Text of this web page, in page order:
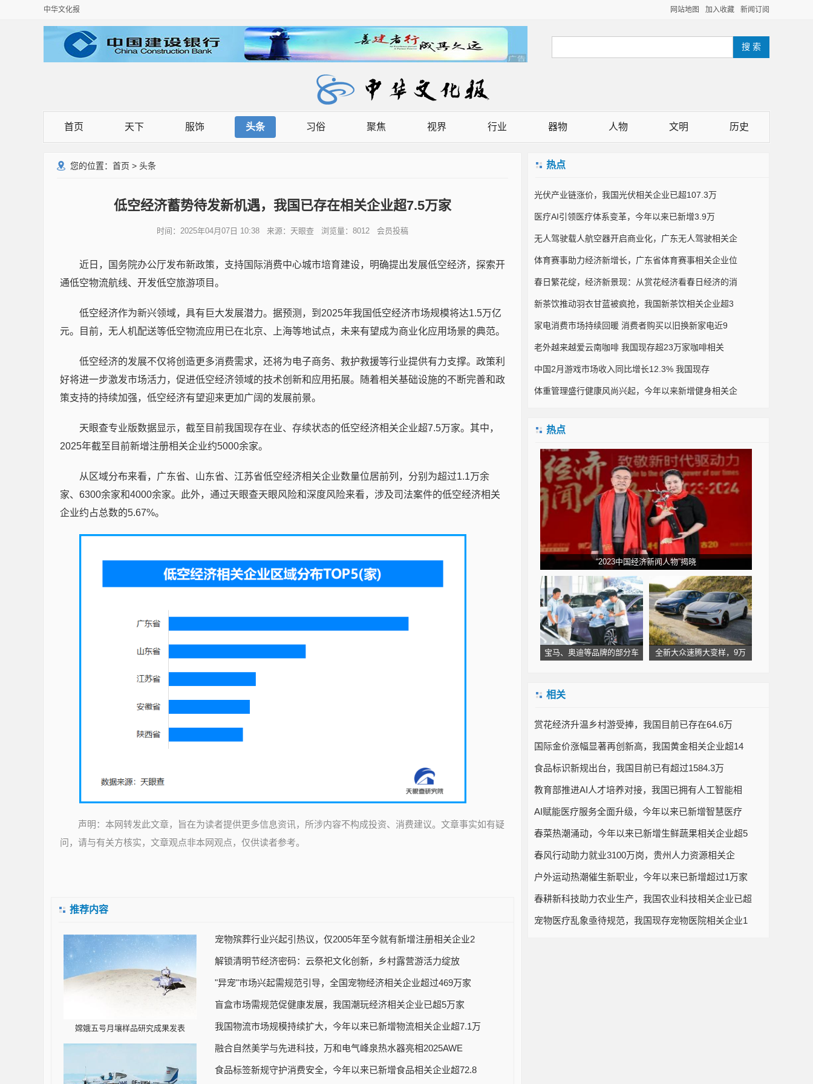
中华文化报 网站地图 加入收藏 新闻订阅
首页 天下 服饰 头条 习俗 聚焦 视界 行业 器物 人物 文明 历史
您的位置： 首页 > 头条
低空经济蓄势待发新机遇，我国已存在相关企业超7.5万家
时间：2025年04月07日 10:38 来源：天眼查 浏览量：8012 会员投稿
近日，国务院办公厅发布新政策，支持国际消费中心城市培育建设，明确提出发展低空经济，探索开
通低空物流航线、开发低空旅游项目。
低空经济作为新兴领域，具有巨大发展潜力。据预测，到2025年我国低空经济市场规模将达1.5万亿
元。目前，无人机配送等低空物流应用已在北京、上海等地试点，未来有望成为商业化应用场景的典范。
低空经济的发展不仅将创造更多消费需求，还将为电子商务、救护救援等行业提供有力支撑。政策利
好将进一步激发市场活力，促进低空经济领域的技术创新和应用拓展。随着相关基础设施的不断完善和政
策支持的持续加强，低空经济有望迎来更加广阔的发展前景。
天眼查专业版数据显示，截至目前我国现存在业、存续状态的低空经济相关企业超7.5万家。其中，
2025年截至目前新增注册相关企业约5000余家。
从区域分布来看，广东省、山东省、江苏省低空经济相关企业数量位居前列，分别为超过1.1万余
家、6300余家和4000余家。此外，通过天眼查天眼风险和深度风险来看，涉及司法案件的低空经济相关
企业约占总数的5.67%。
声明：本网转发此文章，旨在为读者提供更多信息资讯，所涉内容不构成投资、消费建议。文章事实如有疑
问，请与有关方核实，文章观点非本网观点，仅供读者参考。
推荐内容
嫦娥五号月壤样品研究成果发表
宠物殡葬行业兴起引热议，仅2005年至今就有新增注册相关企业2
解锁清明节经济密码：云祭祀文化创新，乡村露营游活力绽放
"异宠"市场兴起需规范引导，全国宠物经济相关企业超过469万家
盲盒市场需规范促健康发展，我国潮玩经济相关企业已超5万家
我国物流市场规模持续扩大，今年以来已新增物流相关企业超7.1万
融合自然美学与先进科技，万和电气峰泉热水器亮相2025AWE
食品标签新规守护消费安全，今年以来已新增食品相关企业超72.8
热点
光伏产业链涨价，我国光伏相关企业已超107.3万
医疗AI引领医疗体系变革，今年以来已新增3.9万
无人驾驶载人航空器开启商业化，广东无人驾驶相关企
体育赛事助力经济新增长，广东省体育赛事相关企业位
春日繁花绽，经济新景现：从赏花经济看春日经济的消
新茶饮推动羽衣甘蓝被疯抢，我国新茶饮相关企业超3
家电消费市场持续回暖 消费者购买以旧换新家电近9
老外越来越爱云南咖啡 我国现存超23万家咖啡相关
中国2月游戏市场收入同比增长12.3% 我国现存
体重管理盛行健康风尚兴起，今年以来新增健身相关企
热点
“2023中国经济新闻人物”揭晓
宝马、奥迪等品牌的部分车 全新大众速腾大变样，9万
相关
赏花经济升温乡村游受捧，我国目前已存在64.6万
国际金价涨幅显著再创新高，我国黄金相关企业超14
食品标识新规出台，我国目前已有超过1584.3万
教育部推进AI人才培养对接，我国已拥有人工智能相
AI赋能医疗服务全面升级，今年以来已新增智慧医疗
春菜热潮涌动，今年以来已新增生鲜蔬果相关企业超5
春风行动助力就业3100万岗，贵州人力资源相关企
户外运动热潮催生新职业，今年以来已新增超过1万家
春耕新科技助力农业生产，我国农业科技相关企业已超
宠物医疗乱象亟待规范，我国现存宠物医院相关企业1